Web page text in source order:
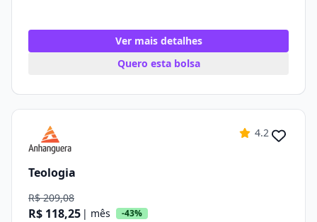
Ver mais detalhes
Quero esta bolsa
4.2
Teologia
R$ 209,08
R$ 118,25 | mês -43%